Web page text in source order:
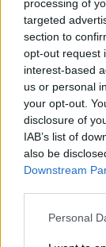
processing of
targeted
section to
opt-out request
interest-based
us or personal
your opt-out.
disclosure of
IAB’s list of
also be
Downstream
Personal
παππούδες